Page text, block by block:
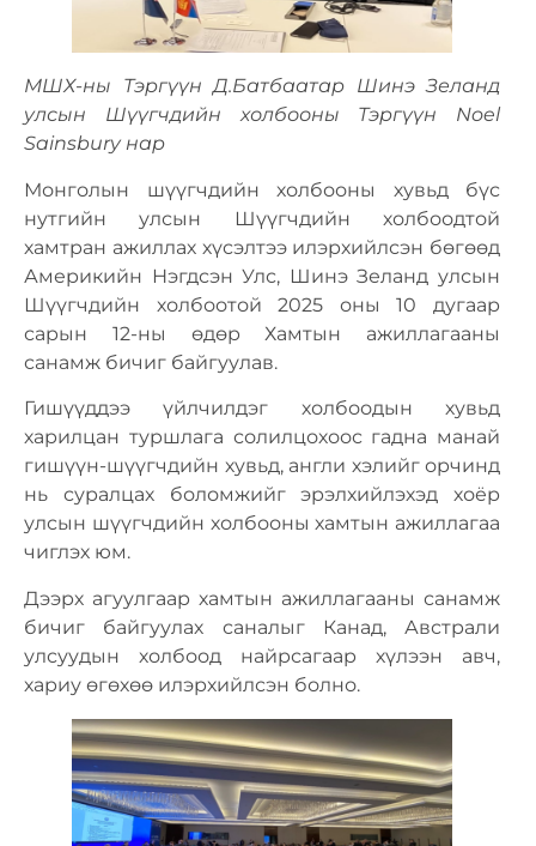
МШХ-ны Тэргүүн Д.Батбаатар Шинэ Зеланд
улсын Шүүгчдийн холбооны Тэргүүн Noel
Sainsbury нар
Монголын шүүгчдийн холбооны хувьд бүс
нутгийн улсын Шүүгчдийн холбоодтой
хамтран ажиллах хүсэлтээ илэрхийлсэн бөгөөд
Америкийн Нэгдсэн Улс, Шинэ Зеланд улсын
Шүүгчдийн холбоотой 2025 оны 10 дугаар
сарын 12-ны өдөр Хамтын ажиллагааны
санамж бичиг байгуулав.
Гишүүддээ үйлчилдэг холбоодын хувьд
харилцан туршлага солилцохоос гадна манай
гишүүн-шүүгчдийн хувьд, англи хэлийг орчинд
нь суралцах боломжийг эрэлхийлэхэд хоёр
улсын шүүгчдийн холбооны хамтын ажиллагаа
чиглэх юм.
Дээрх агуулгаар хамтын ажиллагааны санамж
бичиг байгуулах саналыг Канад, Австрали
улсуудын холбоод найрсагаар хүлээн авч,
хариу өгөхөө илэрхийлсэн болно.